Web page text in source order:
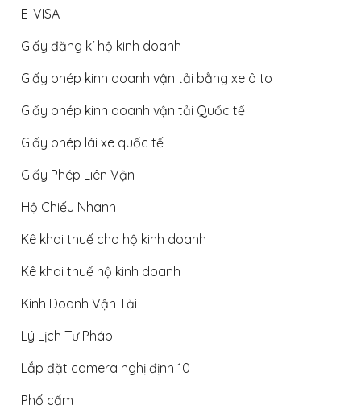
E-VISA
Giấy đăng kí hộ kinh doanh
Giấy phép kinh doanh vận tải bằng xe ô to
Giấy phép kinh doanh vận tải Quốc tế
Giấy phép lái xe quốc tế
Giấy Phép Liên Vận
Hộ Chiếu Nhanh
Kê khai thuế cho hộ kinh doanh
Kê khai thuế hộ kinh doanh
Kinh Doanh Vận Tải
Lý Lịch Tư Pháp
Lắp đặt camera nghị định 10
Phố cấm